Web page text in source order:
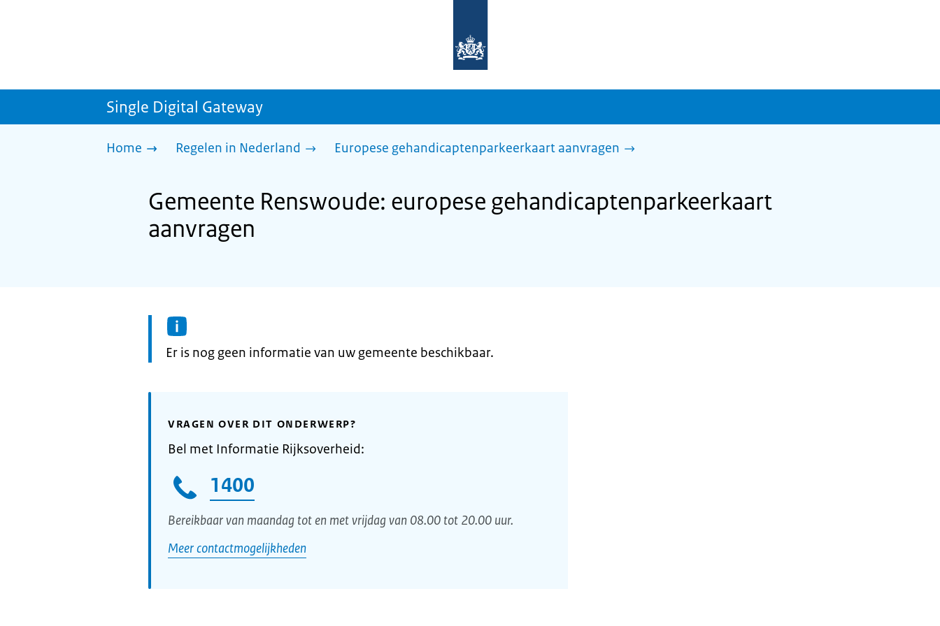
homepage
sdg.rijksoverheid.nl
Single Digital Gateway
Home Regelen in Nederland Europese gehandicaptenparkeerkaart aanvragen
Gemeente Renswoude: europese gehandicaptenparkeerkaart
aanvragen
Informatie:
Er is nog geen informatie van uw gemeente beschikbaar.
VRAGEN OVER DIT ONDERWERP?
Bel met Informatie Rijksoverheid:
1400
Bereikbaar van maandag tot en met vrijdag van 08.00 tot 20.00 uur.
Meer contactmogelijkheden